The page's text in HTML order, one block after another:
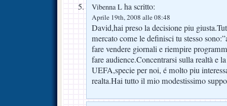
Vibenna L ha scritto:
Aprile 19th, 2008 alle 08:48
David,hai preso la decisione piu
mercato come le definisci tu stesso
fare vendere giornali e riempire
fare audience.Concentrarsi sulla realtà e
UEFA,specie per noi, é molto piu
realta.Hai tutto il mio modestissimo